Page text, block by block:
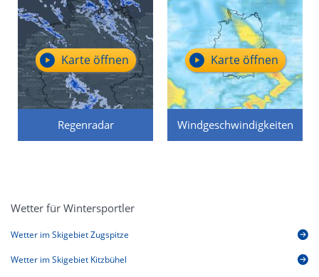
Regenradar
Karte öffnen
Windgeschwindigkeiten
Karte öffnen
Wetter für Wintersportler
Wetter im Skigebiet Zugspitze
Wetter im Skigebiet Kitzbühel